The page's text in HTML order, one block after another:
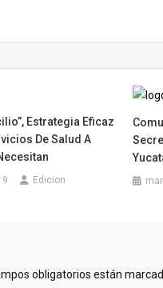
Estrategia Eficaz
De Salud A
Edicion
obligatorios están